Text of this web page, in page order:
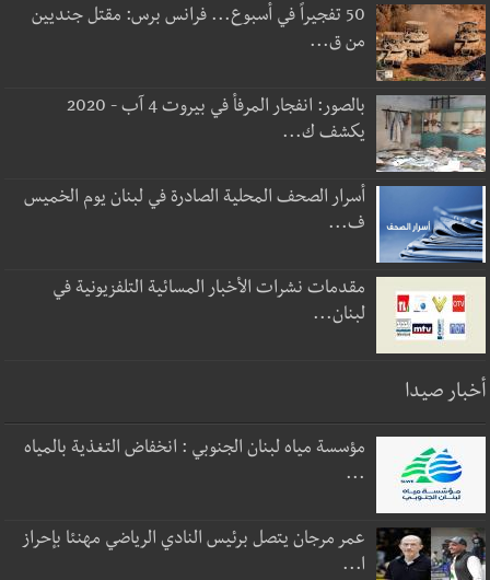
50 تفجيراً في أسبوع... فرانس برس: مقتل جنديين
من ق...
بالصور: انفجار المرفأ في بيروت 4 آب - 2020
يكشف ك...
أسرار الصحف المحلية الصادرة في لبنان يوم الخميس
ف...
مقدمات نشرات الأخبار المسائية التلفزيونية في
لبنان...
أخبار صيدا
مؤسسة مياه لبنان الجنوبي : انخفاض التغذية بالمياه
...
عمر مرجان يتصل برئيس النادي الرياضي مهنئا بإحراز
ا...